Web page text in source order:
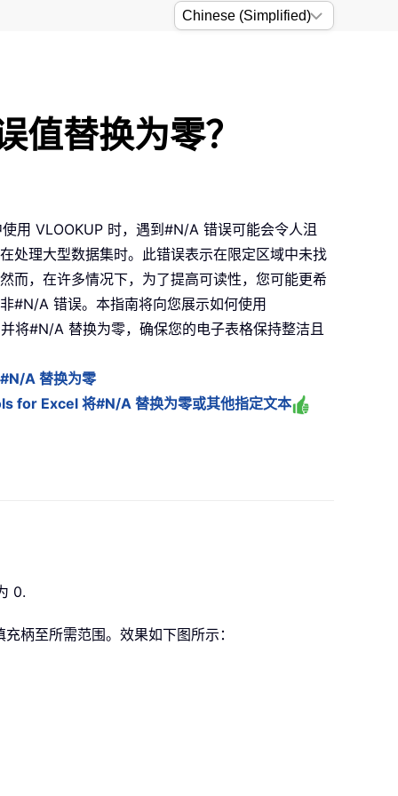
替换为零？
用 VLOOKUP 时，遇到#N/A 错误可能会令人沮
处理大型数据集时。此错误表示在限定区域中未找
而，在许多情况下，为了提高可读性，您可能更希
#N/A 错误。本指南将向您展示如何使用
将#N/A 替换为零，确保您的电子表格保持整洁且
A 替换为零
for Excel 将#N/A 替换为零或其他指定文本
0.
柄至所需范围。效果如下图所示：